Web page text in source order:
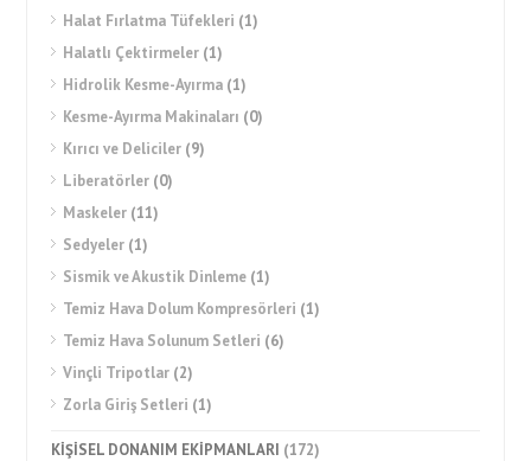
Halat Fırlatma Tüfekleri (1)
Halatlı Çektirmeler (1)
Hidrolik Kesme-Ayırma (1)
Kesme-Ayırma Makinaları (0)
Kırıcı ve Deliciler (9)
Liberatörler (0)
Maskeler (11)
Sedyeler (1)
Sismik ve Akustik Dinleme (1)
Temiz Hava Dolum Kompresörleri (1)
Temiz Hava Solunum Setleri (6)
Vinçli Tripotlar (2)
Zorla Giriş Setleri (1)
KİŞİSEL DONANIM EKİPMANLARI (172)